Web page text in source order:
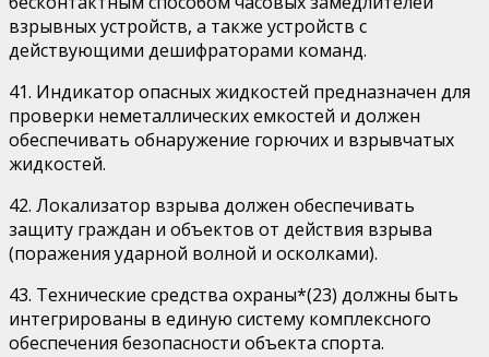
взрывных устройств, а также устройств с
действующими дешифраторами команд.
41. Индикатор опасных жидкостей предназначен для
проверки неметаллических емкостей и должен
обеспечивать обнаружение горючих и взрывчатых
жидкостей.
42. Локализатор взрыва должен обеспечивать
защиту граждан и объектов от действия взрыва
(поражения ударной волной и осколками).
43. Технические средства охраны*(23) должны быть
интегрированы в единую систему комплексного
обеспечения безопасности объекта спорта.